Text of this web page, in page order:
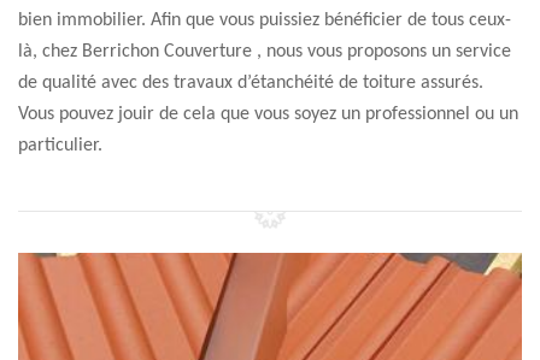
bien immobilier. Afin que vous puissiez bénéficier de tous ceux-
là, chez Berrichon Couverture , nous vous proposons un service
de qualité avec des travaux d’étanchéité de toiture assurés.
Vous pouvez jouir de cela que vous soyez un professionnel ou un
particulier.